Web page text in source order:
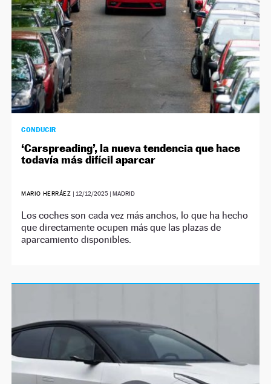
CONDUCIR
‘Carspreading’, la nueva tendencia que hace
todavía más difícil aparcar
MARIO HERRÁEZ |12/12/2025 | MADRID
Los coches son cada vez más anchos, lo que ha hecho
que directamente ocupen más que las plazas de
aparcamiento disponibles.